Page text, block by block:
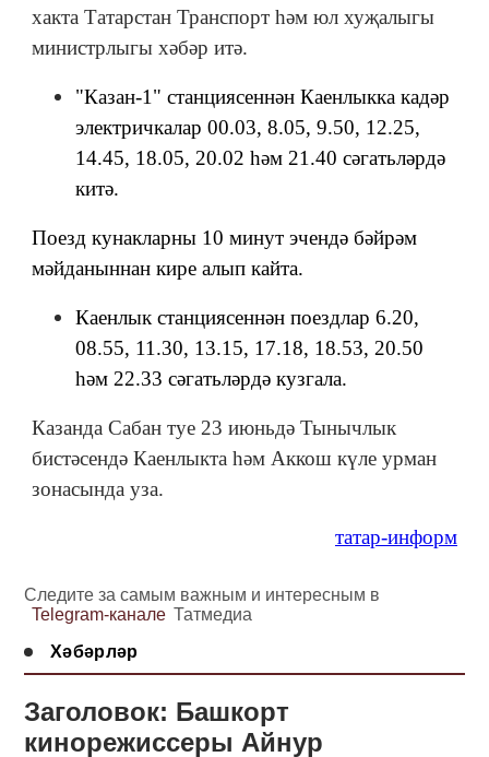
хакта Татарстан Транспорт һәм юл хуҗалыгы
министрлыгы хәбәр итә.
"Казан-1" станциясеннән Каенлыкка кадәр
электричкалар 00.03, 8.05, 9.50, 12.25,
14.45, 18.05, 20.02 һәм 21.40 сәгатьләрдә
китә.
Поезд кунакларны 10 минут эчендә бәйрәм
мәйданыннан кире алып кайта.
Каенлык станциясеннән поездлар 6.20,
08.55, 11.30, 13.15, 17.18, 18.53, 20.50
һәм 22.33 сәгатьләрдә кузгала.
Казанда Сабан туе 23 июньдә Тынычлык
бистәсендә Каенлыкта һәм Аккош күле урман
зонасында уза.
татар-информ
Следите за самым важным и интересным в
Telegram-канале Татмедиа
Хәбәрләр
Заголовок: Башкорт
кинорежиссеры Айнур